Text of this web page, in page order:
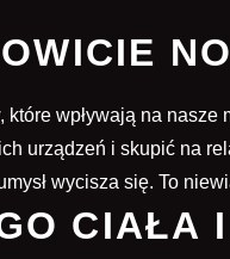
wpływają na
urządzeń i skupić na
wycisza się. To
CIAŁA